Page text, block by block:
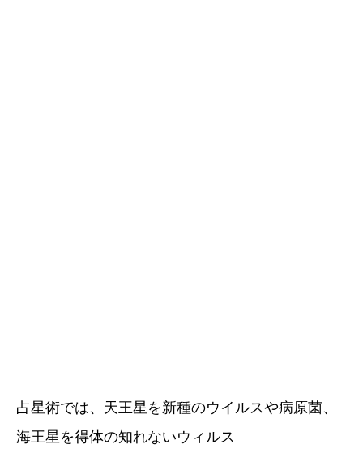
占星術では、天王星を新種のウイルスや病原菌、
海王星を得体の知れないウィルス